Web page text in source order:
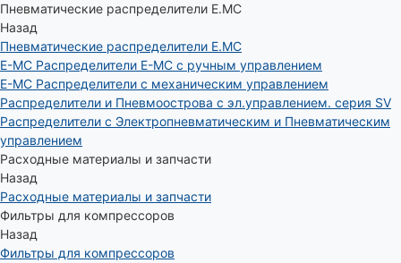
Пневматические распределители E.MC
Назад
Пневматические распределители E.MC
E-MC Распределители E-MC с ручным управлением
E-MC Распределители с механическим управлением
Распределители и Пневмоострова с эл.управлением. серия SV
Распределители с Электропневматическим и Пневматическим
управлением
Расходные материалы и запчасти
Назад
Расходные материалы и запчасти
Фильтры для компрессоров
Назад
Фильтры для компрессоров